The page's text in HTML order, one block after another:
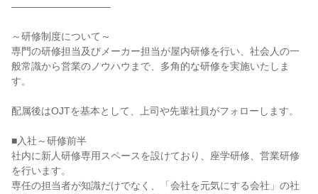
――――――――――
～研修制度について～
専門の研修担当及びメーカー担当が屋内研修を行い、社会人の一
般常識から営業のノウハウまで、多角的な研修を実施いたしま
す。
配属後はOJTを基本として、上司や先輩社員がフォローします。
■入社～研修前半
社内に新人研修専用スペースを設けており、座学研修、営業研修
を行います。
専任の担当者が知識だけでなく、「会社を元気にする会社」の社